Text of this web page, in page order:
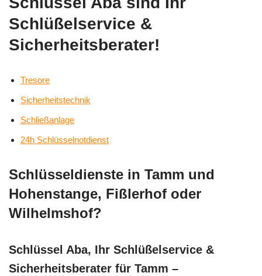
Schlüßelservice &
Sicherheitsberater!
Tresore
Sicherheitstechnik
Schließanlage
24h Schlüsselnotdienst
Schlüsseldienste in Tamm und
Hohenstange, Fißlerhof oder
Wilhelmshof?
Schlüssel Aba, Ihr Schlüßelservice &
Sicherheitsberater für Tamm –